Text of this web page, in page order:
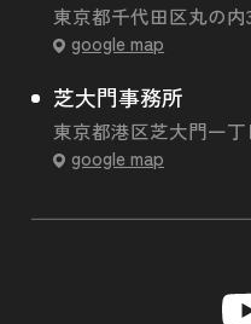
東京都千代田区丸の
google map
芝大門事務所
東京都港区芝大門一
google map